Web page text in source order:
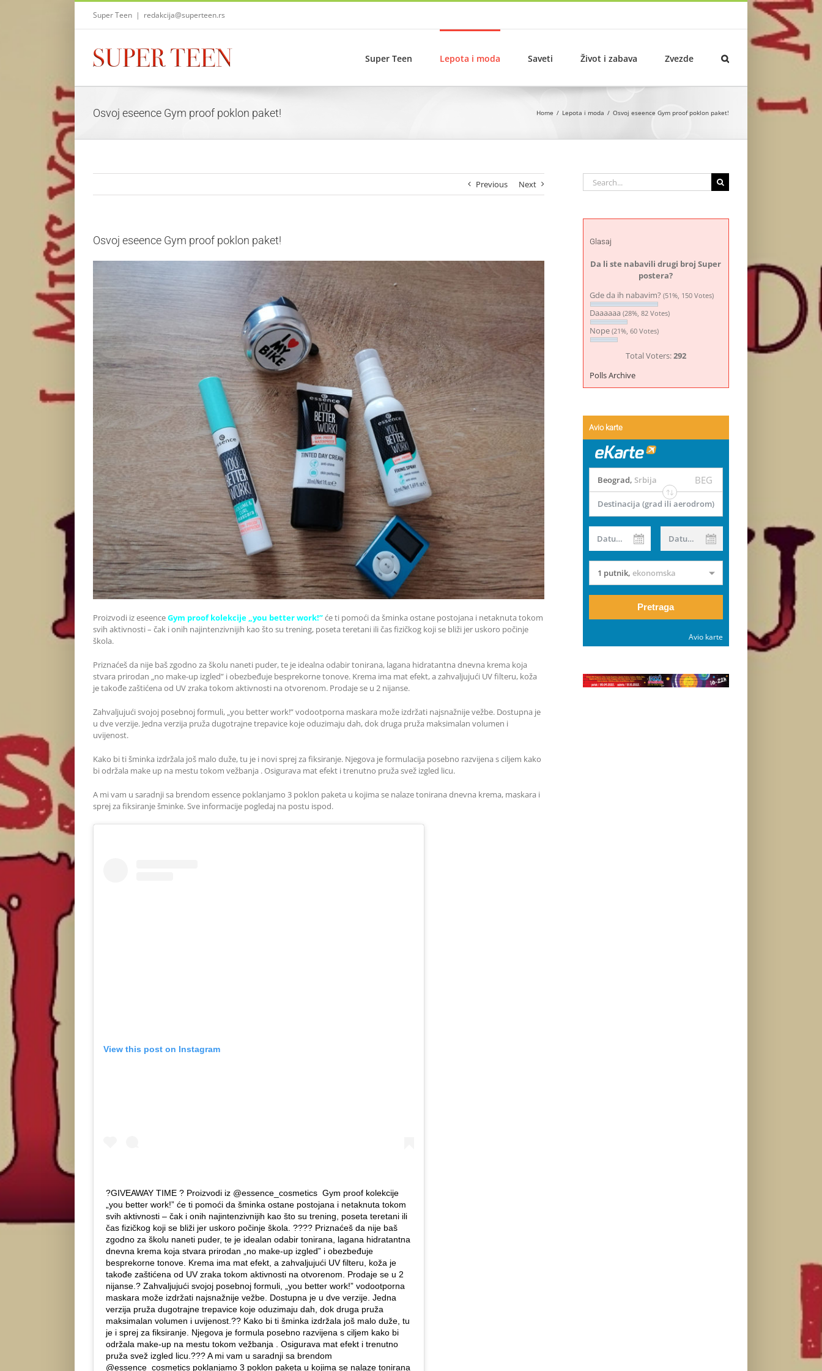
Super Teen | redakcija@superteen.rs
Super Teen Lepota i moda Saveti Život i zabava Zvezde
Osvoj eseence Gym proof poklon paket! Home Lepota i moda Osvoj eseence Gym proof poklon paket!
Previous Next
Osvoj eseence Gym proof poklon paket!
Proizvodi iz eseenceGym proof kolekcije „you better work!”će ti pomoći da šminka ostane postojana i netaknuta tokom
svih aktivnosti – čak i onih najintenzivnijih kao što su trening, poseta teretani ili čas fizičkog koji se bliži jer uskoro počinje
škola.
Priznaćeš da nije baš zgodno za školu naneti puder, te je idealna odabir tonirana, lagana hidratantna dnevna krema koja
stvara prirodan „no make-up izgled” i obezbeđuje besprekorne tonove. Krema ima mat efekt, a zahvaljujući UV filteru, koža
je takođe zaštićena od UV zraka tokom aktivnosti na otvorenom. Prodaje se u 2 nijanse.
Zahvaljujući svojoj posebnoj formuli, „you better work!” vodootporna maskara može izdržati najsnažnije vežbe. Dostupna je
u dve verzije. Jedna verzija pruža dugotrajne trepavice koje oduzimaju dah, dok druga pruža maksimalan volumen i
uvijenost.
Kako bi ti šminka izdržala još malo duže, tu je i novi sprej za fiksiranje. Njegova je formulacija posebno razvijena s ciljem kako
bi održala make up na mestu tokom vežbanja . Osigurava mat efekt i trenutno pruža svež izgled licu.
A mi vam u saradnji sa brendom essence poklanjamo 3 poklon paketa u kojima se nalaze tonirana dnevna krema, maskara i
sprej za fiksiranje šminke. Sve informacije pogledaj na postu ispod.
View this post on Instagram
?GIVEAWAY TIME ? Proizvodi iz @essence_cosmetics Gym proof kolekcije
„you better work!” će ti pomoći da šminka ostane postojana i netaknuta tokom
svih aktivnosti – čak i onih najintenzivnijih kao što su trening, poseta teretani ili
čas fizičkog koji se bliži jer uskoro počinje škola. ???? Priznaćeš da nije baš
zgodno za školu naneti puder, te je idealan odabir tonirana, lagana hidratantna
dnevna krema koja stvara prirodan „no make-up izgled” i obezbeđuje
besprekorne tonove. Krema ima mat efekt, a zahvaljujući UV filteru, koža je
takođe zaštićena od UV zraka tokom aktivnosti na otvorenom. Prodaje se u 2
nijanse.? Zahvaljujući svojoj posebnoj formuli, „you better work!” vodootporna
maskara može izdržati najsnažnije vežbe. Dostupna je u dve verzije. Jedna
verzija pruža dugotrajne trepavice koje oduzimaju dah, dok druga pruža
maksimalan volumen i uvijenost.?️? Kako bi ti šminka izdržala još malo duže, tu
je i sprej za fiksiranje. Njegova je formula posebno razvijena s ciljem kako bi
održala make-up na mestu tokom vežbanja . Osigurava mat efekt i trenutno
pruža svež izgled licu.?‍?? A mi vam u saradnji sa brendom
@essence_cosmetics poklanjamo 3 poklon paketa u kojima se nalaze tonirana
Search
for:
Glasaj
Da li ste nabavili drugi broj Super
postera?
Gde da ih nabavim? (51%, 150 Votes)
Daaaaaa (28%, 82 Votes)
Nope (21%, 60 Votes)
Total Voters:292
Polls Archive
Avio karte
Beograd, Srbija BEG
Destinacija (grad ili aerodrom)
Datum od Datum do
1 putnik, ekonomska
Pretraga
Avio karte